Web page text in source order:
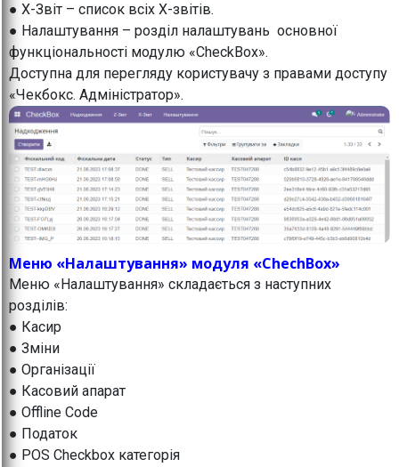
● X-Звіт – список всіх X-звітів.
● Налаштування – розділ налаштувань основної
функціональності модулю «CheckBox».
Доступна для перегляду користувачу з правами доступу
«Чекбокс. Адміністратор».
Меню «Налаштування» модуля «ChechBox»
Меню «Налаштування» складається з наступних
розділів:
● Касир
● Зміни
● Організації
● Касовий апарат
● Offline Code
● Податок
● POS Checkbox категорія